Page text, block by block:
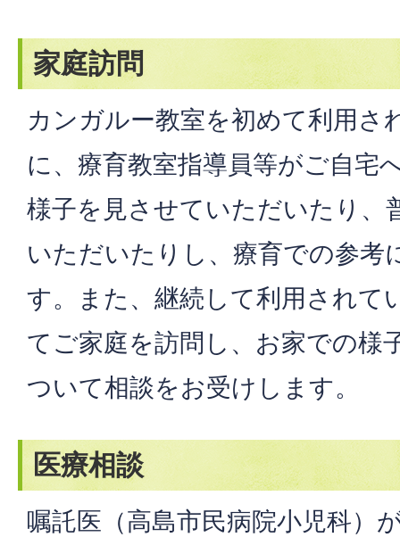
家庭訪問
カンガルー教室を初めて利用さ
に、療育教室指導員等がご自宅
様子を見させていただいたり、
いただいたりし、療育での参考
す。また、継続して利用されて
てご家庭を訪問し、お家での様
ついて相談をお受けします。
医療相談
嘱託医（高島市民病院小児科）